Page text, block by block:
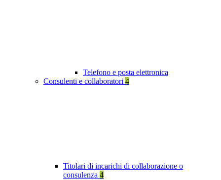
Telefono e posta elettronica
Consulenti e collaboratori 4
Titolari di incarichi di collaborazione o
consulenza 4